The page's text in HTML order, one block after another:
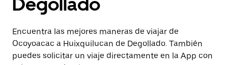
Encuentra las mejores maneras de viajar de
Ocoyoacac a Huixquilucan de Degollado. También
puedes solicitar un viaje directamente en la App con